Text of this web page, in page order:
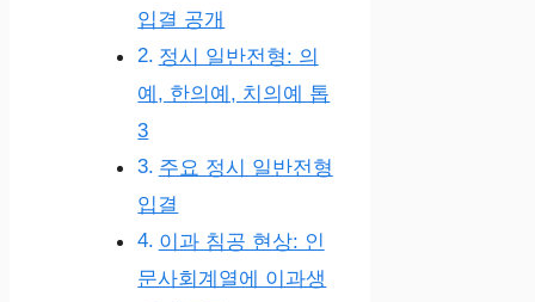
입결 공개
정시 일반전형: 의
예, 한의예, 치의예 톱
3
주요 정시 일반전형
입결
이과 침공 현상: 인
문사회계열에 이과생